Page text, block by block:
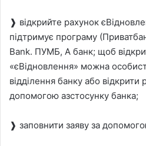
❱ відкрийте рахунок
підтримує програму
Bank. ПУМБ, А банк; щоб
«єВідновлення» можна
відділення банку або відкрити
допомогою азстосунку банка;
❱ заповнити заяву за